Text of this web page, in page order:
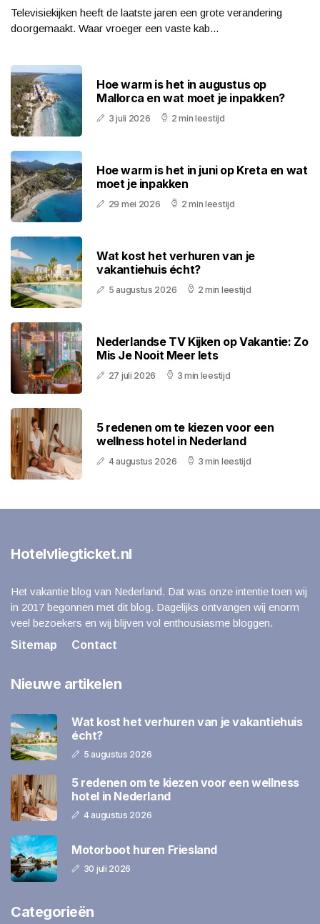
Televisiekijken heeft de laatste jaren een grote verandering
doorgemaakt. Waar vroeger een vaste kab...
Hoe warm is het in augustus op
Mallorca en wat moet je inpakken?
3 juli 2026 2 min leestijd
Hoe warm is het in juni op Kreta en wat
moet je inpakken
29 mei 2026 2 min leestijd
Wat kost het verhuren van je
vakantiehuis écht?
5 augustus 2026 2 min leestijd
Nederlandse TV Kijken op Vakantie: Zo
Mis Je Nooit Meer Iets
27 juli 2026 3 min leestijd
5 redenen om te kiezen voor een
wellness hotel in Nederland
4 augustus 2026 3 min leestijd
Hotelvliegticket.nl
Het vakantie blog van Nederland. Dat was onze intentie toen wij
in 2017 begonnen met dit blog. Dagelijks ontvangen wij enorm
veel bezoekers en wij blijven vol enthousiasme bloggen.
Sitemap
Contact
Nieuwe artikelen
Wat kost het verhuren van je vakantiehuis
écht?
5 augustus 2026
5 redenen om te kiezen voor een wellness
hotel in Nederland
4 augustus 2026
Motorboot huren Friesland
30 juli 2026
Categorieën